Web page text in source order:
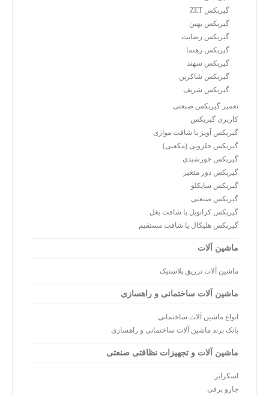
گیربکس ZET
گیربکس بهین
گیربکس رضایت
گیربکس رهنما
گیربکس سهند
گیربکس شاکرین
گیربکس شریف
تعمیر گیربکس صنعتی
کاربری گیربکس
گیربکس آویز یا شافت موازی
گیربکس حلزونی (مکعبی)
گیربکس خورشیدی
گیربکس دور متغیر
گیربکس سایکلو
گیربکس صنعتی
گیربکس کرانویل یا شافت بغل
گیربکس هلیکال یا شافت مستقیم
ماشین آلات
ماشین آلات تزریق پلاستیک
ماشین آلات ساختمانی و راهسازی
انواع ماشین آلات ساختمانی
بانک برند ماشین آلات ساختمانی و راهسازی
ماشین آلات و تجهیزات نظافتی صنعتی
اسکرابر
جارو برقی